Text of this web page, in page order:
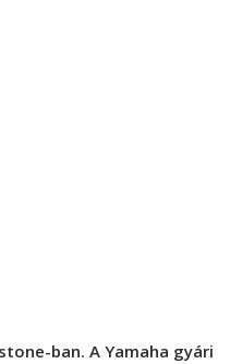
ban. A Yamaha gyári